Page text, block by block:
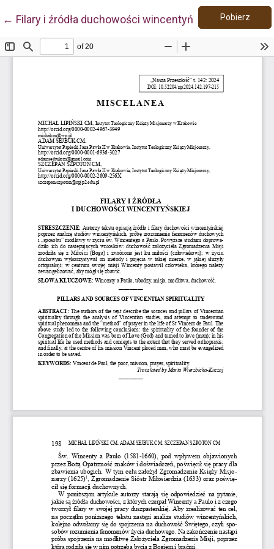
← Wróć do szczegółów artykułu
Filary i źródła duchowości wincentyńskiej Pobierz